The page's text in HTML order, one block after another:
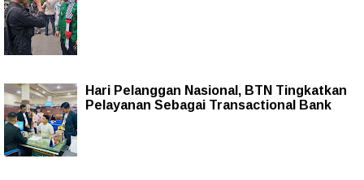
Hari Pelanggan Nasional, BTN Tingkatkan
Pelayanan Sebagai Transactional Bank